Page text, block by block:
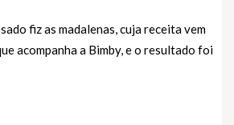
fiz as madalenas, cuja receita vem
acompanha a Bimby, e o resultado foi